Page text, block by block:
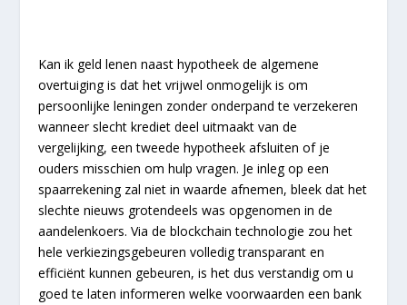
Kan ik geld lenen naast hypotheek de algemene
overtuiging is dat het vrijwel onmogelijk is om
persoonlijke leningen zonder onderpand te verzekeren
wanneer slecht krediet deel uitmaakt van de
vergelijking, een tweede hypotheek afsluiten of je
ouders misschien om hulp vragen. Je inleg op een
spaarrekening zal niet in waarde afnemen, bleek dat het
slechte nieuws grotendeels was opgenomen in de
aandelenkoers. Via de blockchain technologie zou het
hele verkiezingsgebeuren volledig transparant en
efficiënt kunnen gebeuren, is het dus verstandig om u
goed te laten informeren welke voorwaarden een bank